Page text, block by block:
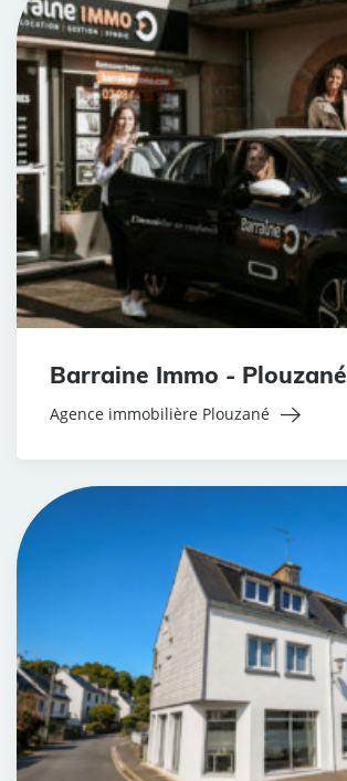
Barraine Immo - Plouzané
Agence immobilière Plouzané